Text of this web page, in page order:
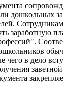
дошкольных
заработную
чего в дело